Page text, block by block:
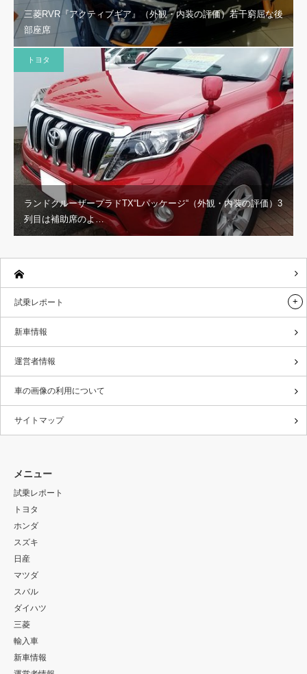
三菱RVR『アクティブギア』（外観・内装の評価）若干窮屈な後
部座席
トヨタ
ランドクルーザープラドTX“Lパッケージ“（外観・内装の評価）3
列目は補助席のよ…
試乗レポート
新車情報
運営者情報
車の画像の利用について
サイトマップ
メニュー
試乗レポート
トヨタ
ホンダ
スズキ
日産
マツダ
スバル
ダイハツ
三菱
輸入車
新車情報